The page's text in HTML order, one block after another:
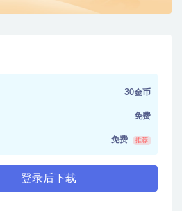
30金币
免费
免费 推荐
登录后下载